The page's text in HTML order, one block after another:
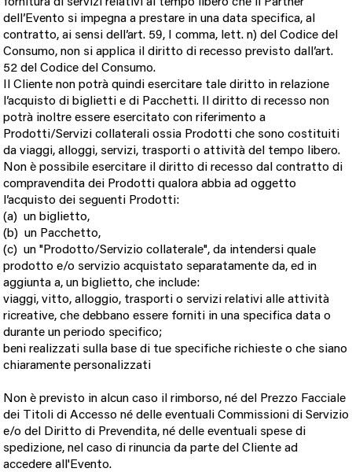
dell’Evento si impegna a prestare in una data specifica, al
contratto, ai sensi dell’art. 59, I comma, lett. n) del Codice del
Consumo, non si applica il diritto di recesso previsto dall’art.
52 del Codice del Consumo.
Il Cliente non potrà quindi esercitare tale diritto in relazione
l’acquisto di biglietti e di Pacchetti. Il diritto di recesso non
potrà inoltre essere esercitato con riferimento a
Prodotti/Servizi collateraliossia Prodotti che sono costituiti
da viaggi, alloggi, servizi, trasporti o attività del tempo libero.
Non è possibile esercitare il diritto di recesso dal contratto di
compravendita dei Prodotti qualora abbia ad oggetto
l’acquisto dei seguenti Prodotti:
(a) un biglietto,
(b) un Pacchetto,
(c) un "Prodotto/Servizio collaterale", da intendersi quale
prodotto e/o servizio acquistato separatamente da, ed in
aggiunta a, un biglietto, che include:
viaggi, vitto, alloggio, trasporti o servizi relativi alle attività
ricreative, che debbano essere forniti in una specifica data o
durante un periodo specifico;
beni realizzati sulla base di tue specifiche richieste o che siano
chiaramente personalizzati
Non è previsto in alcun caso il rimborso, né del Prezzo Facciale
dei Titoli di Accesso né delle eventuali Commissioni di Servizio
e/o del Diritto di Prevendita, né delle eventuali spese di
spedizione, nel caso di rinuncia da parte del Cliente ad
accedere all'Evento.